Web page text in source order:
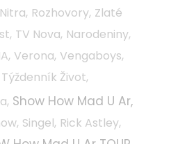
Nitra, Rozhovory, Zlaté
TV Nova, Narodeniny,
Verona, Vengaboys,
Týždenník Život,
Show How Mad U Ar,
Singel, Rick Astley,